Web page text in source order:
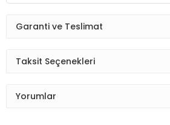
Garanti ve Teslimat
Taksit Seçenekleri
Yorumlar